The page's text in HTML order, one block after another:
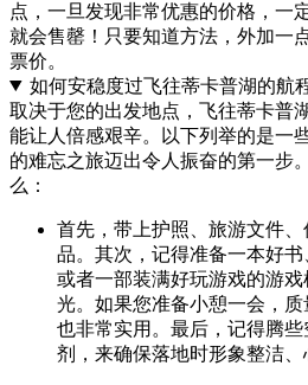
点，一旦发现非常优惠的价格，一
就会售罄！只要知道方法，外加一
票价。
如何安稳度过飞往蒂卡普湖的航
取决于您的出发地点，飞往蒂卡普
能让人倍感艰辛。以下列举的是一
的难忘之旅迈出令人振奋的第一步。
么：
首先，带上护照、旅游文件
品。其次，记得准备一本好书
或者一部装满好玩游戏的游
光。如果您准备小憩一会，
也非常实用。最后，记得腾
剂，来确保落地时形象整洁、